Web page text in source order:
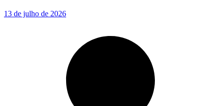
13 de julho de 2026